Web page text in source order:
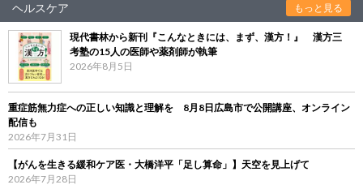
ヘルスケア もっと見る
現代書林から新刊『こんなときには、まず、漢方！』 漢方三
考塾の15人の医師や薬剤師が執筆
2026年8月5日
重症筋無力症への正しい知識と理解を 8月8日広島市で公開講座、オンライン
配信も
2026年7月31日
【がんを生きる緩和ケア医・大橋洋平「足し算命」】天空を見上げて
2026年7月28日